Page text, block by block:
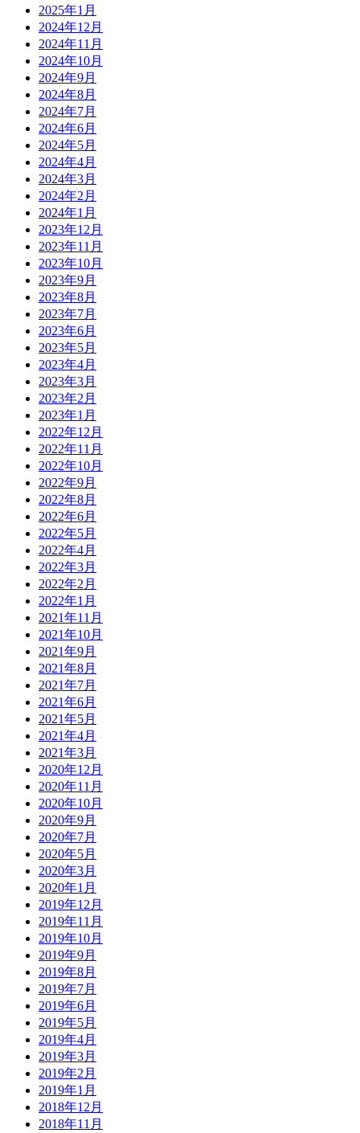
2025年1月
2024年12月
2024年11月
2024年10月
2024年9月
2024年8月
2024年7月
2024年6月
2024年5月
2024年4月
2024年3月
2024年2月
2024年1月
2023年12月
2023年11月
2023年10月
2023年9月
2023年8月
2023年7月
2023年6月
2023年5月
2023年4月
2023年3月
2023年2月
2023年1月
2022年12月
2022年11月
2022年10月
2022年9月
2022年8月
2022年6月
2022年5月
2022年4月
2022年3月
2022年2月
2022年1月
2021年11月
2021年10月
2021年9月
2021年8月
2021年7月
2021年6月
2021年5月
2021年4月
2021年3月
2020年12月
2020年11月
2020年10月
2020年9月
2020年7月
2020年5月
2020年3月
2020年1月
2019年12月
2019年11月
2019年10月
2019年9月
2019年8月
2019年7月
2019年6月
2019年5月
2019年4月
2019年3月
2019年2月
2019年1月
2018年12月
2018年11月